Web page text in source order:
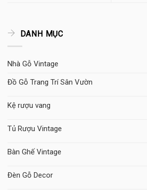
DANH MỤC
Nhà Gỗ Vintage
Đồ Gỗ Trang Trí Sân Vườn
Kệ rượu vang
Tủ Rượu Vintage
Bàn Ghế Vintage
Đèn Gỗ Decor